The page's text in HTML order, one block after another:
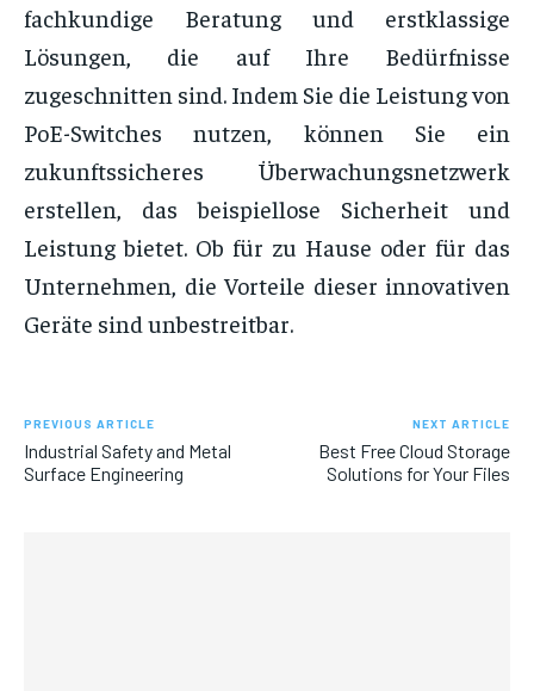
fachkundige Beratung und erstklassige
Lösungen, die auf Ihre Bedürfnisse
zugeschnitten sind. Indem Sie die Leistung von
PoE-Switches nutzen, können Sie ein
zukunftssicheres Überwachungsnetzwerk
erstellen, das beispiellose Sicherheit und
Leistung bietet. Ob für zu Hause oder für das
Unternehmen, die Vorteile dieser innovativen
Geräte sind unbestreitbar.
PREVIOUS ARTICLE
Industrial Safety and Metal
Surface Engineering
NEXT ARTICLE
Best Free Cloud Storage
Solutions for Your Files